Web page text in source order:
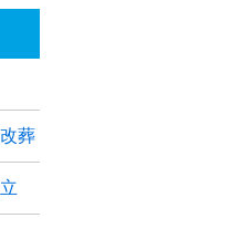
葬